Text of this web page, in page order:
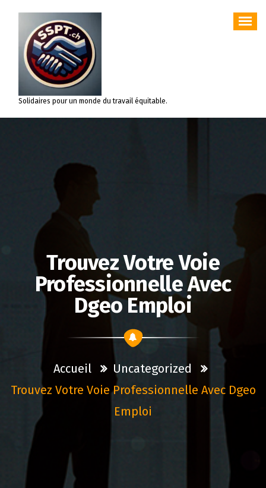
contenu
Solidaires pour un monde du travail équitable.
Trouvez Votre Voie
Professionnelle Avec
Dgeo Emploi
Accueil
Uncategorized
Trouvez Votre Voie Professionnelle Avec Dgeo
Emploi